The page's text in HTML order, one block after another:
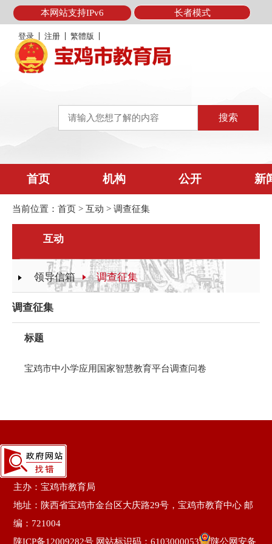
本网站支持IPv6 长者模式
登录 注册 繁體版
首页 机构 公开 新
当前位置： 首页 > 互动 > 调查征集
互动
领导信箱 调查征集
调查征集
标题
宝鸡市中小学应用国家智慧教育平台调查问卷
主办：宝鸡市教育局
地址：陕西省宝鸡市金台区大庆路29号，宝鸡市教育中心 邮
编：721004
陕ICP备12009282号 网站标识码：6103000053 陕公网安备